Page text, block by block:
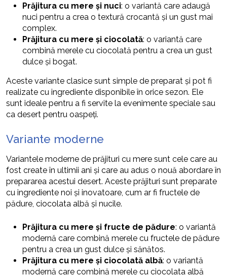
Prăjitura cu mere și nuci: o variantă care adaugă
nuci pentru a crea o textură crocantă și un gust mai
complex.
Prăjitura cu mere și ciocolată: o variantă care
combină merele cu ciocolată pentru a crea un gust
dulce și bogat.
Aceste variante clasice sunt simple de preparat și pot fi
realizate cu ingrediente disponibile în orice sezon. Ele
sunt ideale pentru a fi servite la evenimente speciale sau
ca desert pentru oaspeți.
Variante moderne
Variantele moderne de prăjituri cu mere sunt cele care au
fost create în ultimii ani și care au adus o nouă abordare în
prepararea acestui desert. Aceste prăjituri sunt preparate
cu ingrediente noi și inovatoare, cum ar fi fructele de
pădure, ciocolata albă și nucile.
Prăjitura cu mere și fructe de pădure: o variantă
modernă care combină merele cu fructele de pădure
pentru a crea un gust dulce și sănătos.
Prăjitura cu mere și ciocolată albă: o variantă
modernă care combină merele cu ciocolata albă